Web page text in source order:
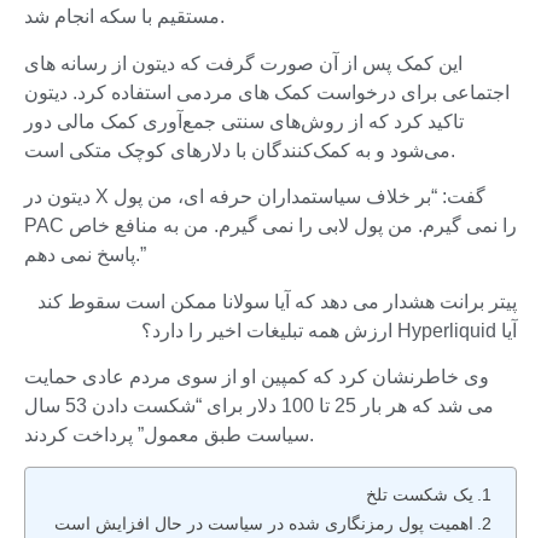
مستقیم با سکه انجام شد.
این کمک پس از آن صورت گرفت که دیتون از رسانه های
اجتماعی برای درخواست کمک های مردمی استفاده کرد. دیتون
تاکید کرد که از روش‌های سنتی جمع‌آوری کمک مالی دور
می‌شود و به کمک‌کنندگان با دلارهای کوچک متکی است.
دیتون در X گفت: “بر خلاف سیاستمداران حرفه ای، من پول
PAC را نمی گیرم. من پول لابی را نمی گیرم. من به منافع خاص
پاسخ نمی دهم.”
پیتر برانت هشدار می دهد که آیا سولانا ممکن است سقوط کند
آیا Hyperliquid ارزش همه تبلیغات اخیر را دارد؟
وی خاطرنشان کرد که کمپین او از سوی مردم عادی حمایت
می شد که هر بار 25 تا 100 دلار برای “شکست دادن 53 سال
سیاست طبق معمول” پرداخت کردند.
یک شکست تلخ
اهمیت پول رمزنگاری شده در سیاست در حال افزایش است